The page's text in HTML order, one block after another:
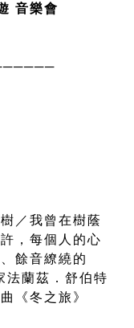
音樂會
／我曾在樹蔭
，每個人的心
餘音繚繞的
法蘭茲．舒伯特
《冬之旅》